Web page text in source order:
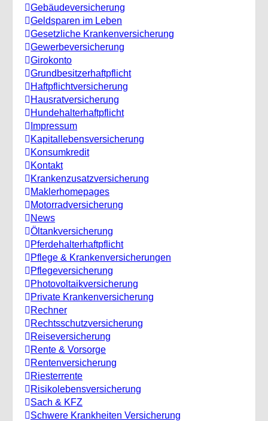
Gebäudeversicherung
Geldsparen im Leben
Gesetzliche Krankenversicherung
Gewerbeversicherung
Girokonto
Grundbesitzerhaftpflicht
Haftpflichtversicherung
Hausratversicherung
Hundehalterhaftpflicht
Impressum
Kapitallebensversicherung
Konsumkredit
Kontakt
Krankenzusatzversicherung
Maklerhomepages
Motorradversicherung
News
Öltankversicherung
Pferdehalterhaftpflicht
Pflege & Krankenversicherungen
Pflegeversicherung
Photovoltaikversicherung
Private Krankenversicherung
Rechner
Rechtsschutzversicherung
Reiseversicherung
Rente & Vorsorge
Rentenversicherung
Riesterrente
Risikolebensversicherung
Sach & KFZ
Schwere Krankheiten Versicherung